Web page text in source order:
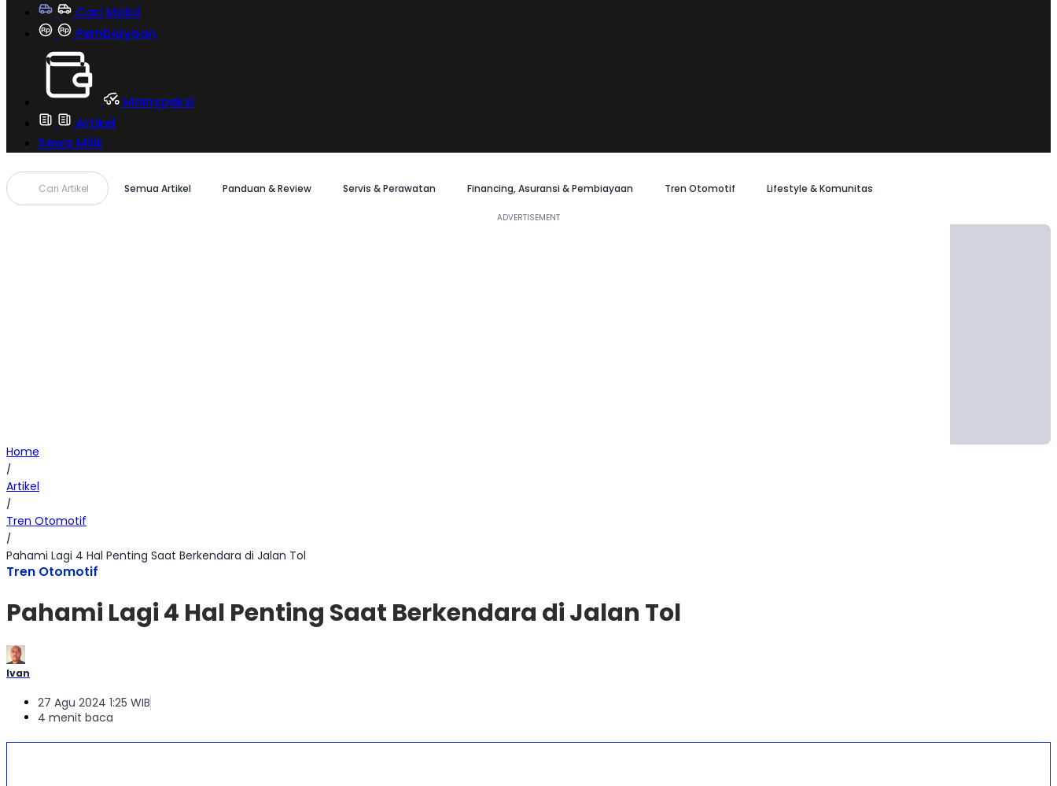
Cari Mobil
Pembiayaan
MoInspeksi
Artikel
Sewa Milik
Cari Artikel Semua Artikel Panduan & Review Servis & Perawatan Financing, Asuransi & Pembiayaan Tren Otomotif Lifestyle & Komunitas
Home
/
Artikel
/
Tren Otomotif
/
Pahami Lagi 4 Hal Penting Saat Berkendara di Jalan Tol
Tren Otomotif
Pahami Lagi 4 Hal Penting Saat Berkendara di Jalan Tol
Ivan
27 Agu 2024 1:25 WIB
4 menit baca